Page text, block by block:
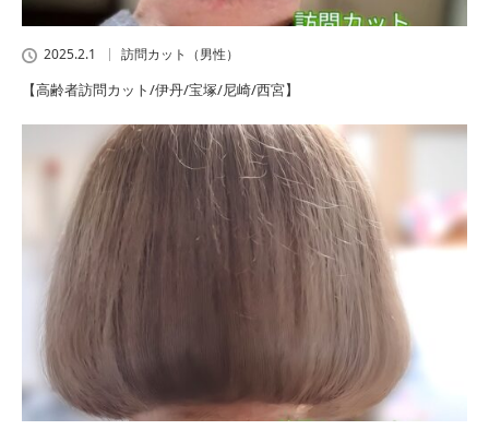
2025.2.1 訪問カット（男性）
【高齢者訪問カット/伊丹/宝塚/尼崎/西宮】